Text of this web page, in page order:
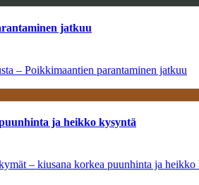
jatkuu
– Poikkimaantien parantaminen jatkuu
ja heikko kysyntä
– kiusana korkea puunhinta ja heikko